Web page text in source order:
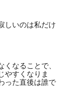
しいのは私だけ
なることで、
やすくなりま
った直後は誰で